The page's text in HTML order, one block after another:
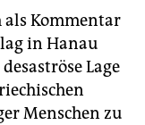
als Kommentar
in Hanau
Lage
Menschen zu